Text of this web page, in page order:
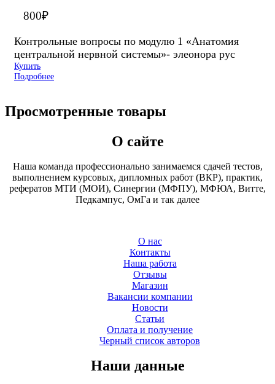
800₽
Контрольные вопросы по модулю 1 «Анатомия
центральной нервной системы»- элеонора рус
Купить
Подробнее
Просмотренные товары
О сайте
Наша команда профессионально занимаемся сдачей тестов,
выполнением курсовых, дипломных работ (ВКР), практик,
рефератов МТИ (МОИ), Синергии (МФПУ), МФЮА, Витте,
Педкампус, ОмГа и так далее
О нас
Контакты
Наша работа
Отзывы
Магазин
Вакансии компании
Новости
Статьи
Оплата и получение
Черный список авторов
Наши данные